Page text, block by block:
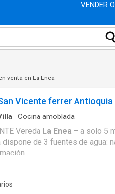
VENDER
venta en La Enea
Vicente ferrer Antioquia
· Cocina amoblada
VENDO FINCA PARA ESTRENAR – SAN VICENTE Vereda La Enea – a solo 5 minutos del pueblo Área total: 3.350 m² Área
Más información